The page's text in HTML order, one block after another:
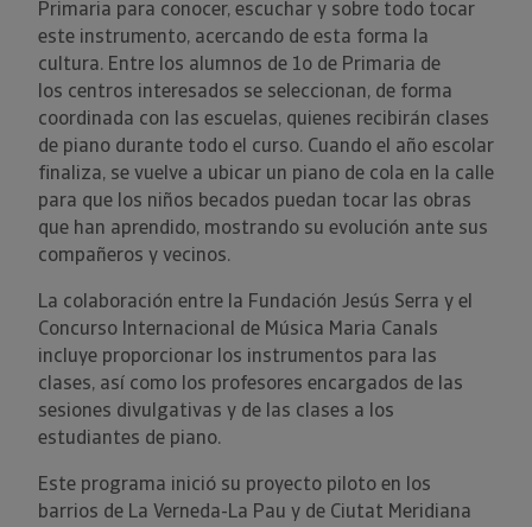
Primaria para conocer, escuchar y sobre todo tocar
este instrumento, acercando de esta forma la
cultura. Entre los alumnos de 1o de Primaria de
los centros interesados se seleccionan, de forma
coordinada con las escuelas, quienes recibirán clases
de piano durante todo el curso. Cuando el año escolar
finaliza, se vuelve a ubicar un piano de cola en la calle
para que los niños becados puedan tocar las obras
que han aprendido, mostrando su evolución ante sus
compañeros y vecinos.
La colaboración entre la Fundación Jesús Serra y el
Concurso Internacional de Música Maria Canals
incluye proporcionar los instrumentos para las
clases, así como los profesores encargados de las
sesiones divulgativas y de las clases a los
estudiantes de piano.
Este programa inició su proyecto piloto en los
barrios de La Verneda-La Pau y de Ciutat Meridiana